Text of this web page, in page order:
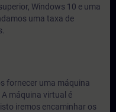
Windows 10 e uma
uma taxa de
fornecer uma máquina
máquina virtual é
iremos encaminhar os